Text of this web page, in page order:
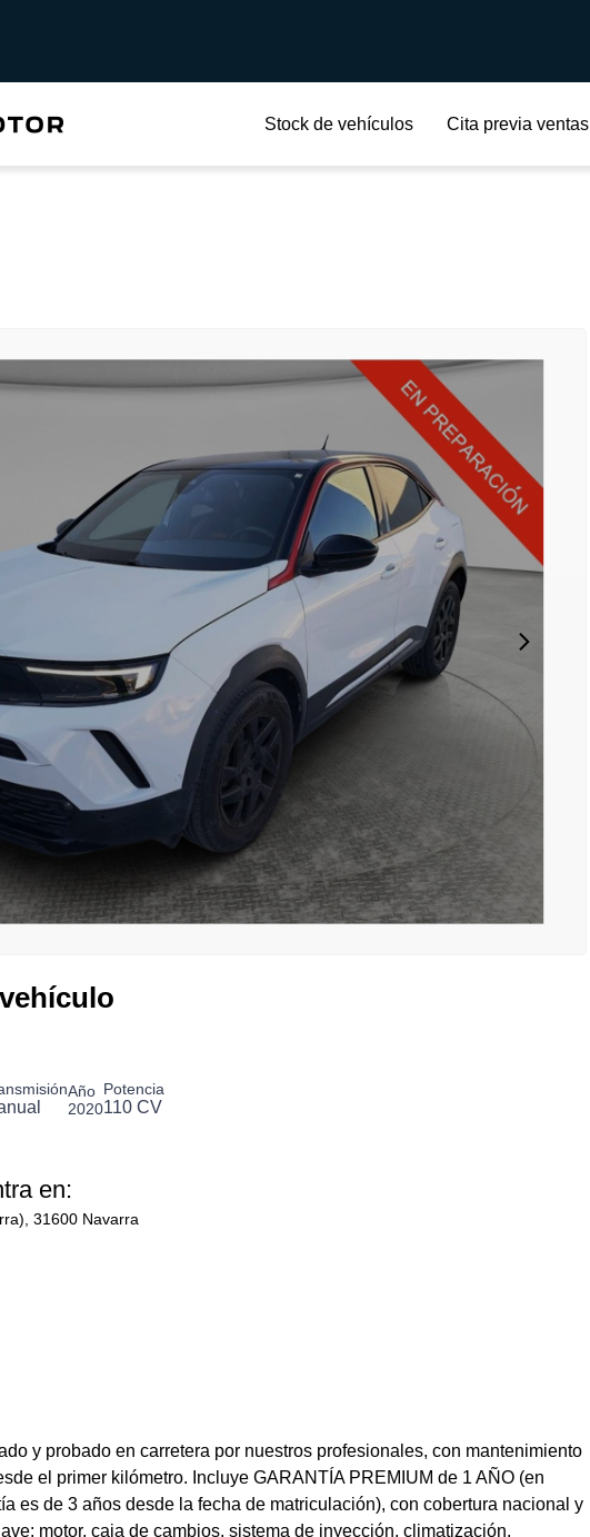
Stock de vehículos Cita previa ventas
Año
2020
Potencia
110 CV
en:
31600 Navarra
y probado en carretera por nuestros profesionales, con mantenimiento
el primer kilómetro. Incluye GARANTÍA PREMIUM de 1 AÑO (en
es de 3 años desde la fecha de matriculación), con cobertura nacional y
motor, caja de cambios, sistema de inyección, climatización,